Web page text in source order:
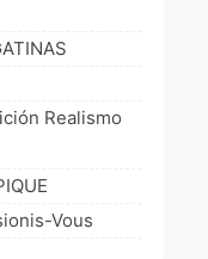
2019
Realismo
Vous